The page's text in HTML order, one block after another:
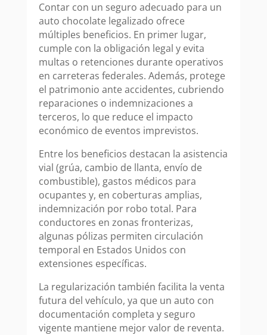
Contar con un seguro adecuado para un
auto chocolate legalizado ofrece
múltiples beneficios. En primer lugar,
cumple con la obligación legal y evita
multas o retenciones durante operativos
en carreteras federales. Además, protege
el patrimonio ante accidentes, cubriendo
reparaciones o indemnizaciones a
terceros, lo que reduce el impacto
económico de eventos imprevistos.
Entre los beneficios destacan la asistencia
vial (grúa, cambio de llanta, envío de
combustible), gastos médicos para
ocupantes y, en coberturas amplias,
indemnización por robo total. Para
conductores en zonas fronterizas,
algunas pólizas permiten circulación
temporal en Estados Unidos con
extensiones específicas.
La regularización también facilita la venta
futura del vehículo, ya que un auto con
documentación completa y seguro
vigente mantiene mejor valor de reventa.